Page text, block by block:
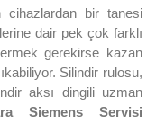
bir tanesi
dair pek çok farklı
gerekirse kazan
Silindir rulosu,
aksı dingili uzman
Siemens Servisi